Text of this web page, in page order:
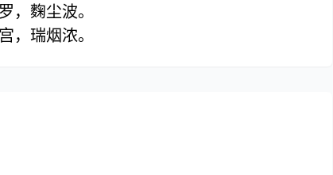
，麴尘波。
，瑞烟浓。